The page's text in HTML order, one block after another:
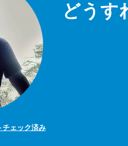
どうす
チェック済み